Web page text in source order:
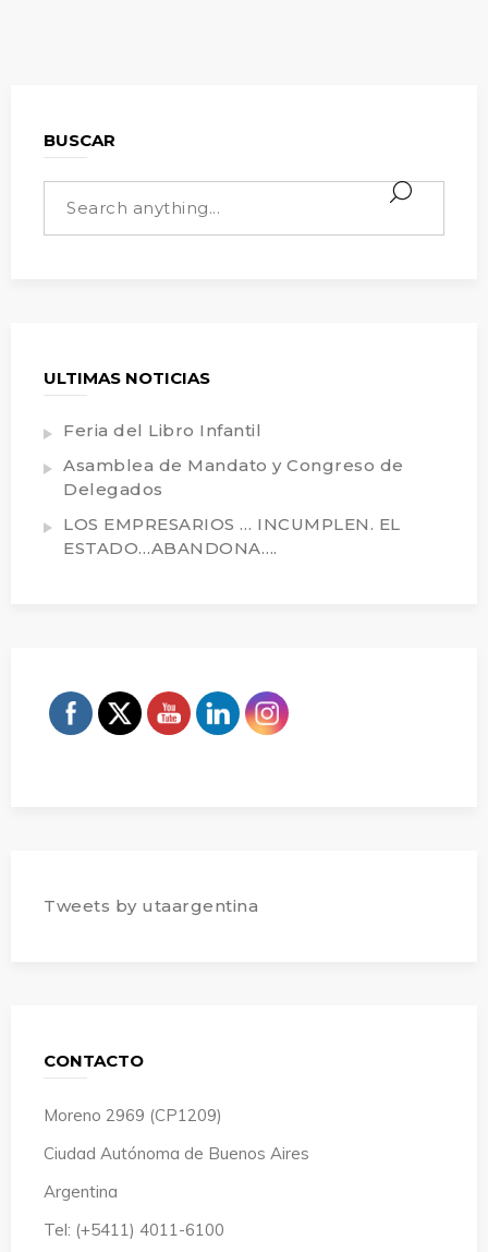
BUSCAR
ULTIMAS NOTICIAS
Feria del Libro Infantil
Asamblea de Mandato y Congreso de
Delegados
LOS EMPRESARIOS … INCUMPLEN. EL
ESTADO…ABANDONA….
Tweets by utaargentina
CONTACTO
Moreno 2969 (CP1209)
Ciudad Autónoma de Buenos Aires
Argentina
Tel: (+5411) 4011-6100